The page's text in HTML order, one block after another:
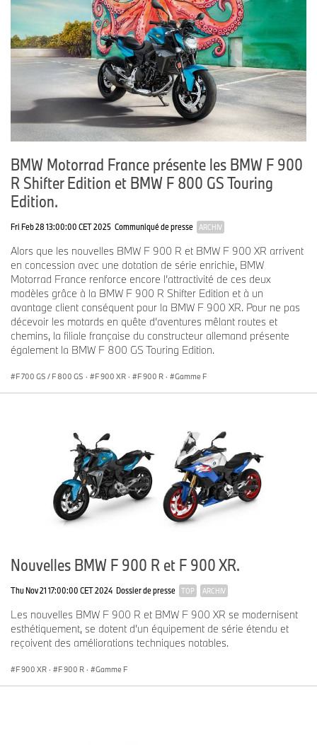
BMW Motorrad France présente les BMW F 900
R Shifter Edition et BMW F 800 GS Touring
Edition.
Fri Feb 28 13:00:00 CET 2025 Communiqué de presse ARCHIV
Alors que les nouvelles BMW F 900 R et BMW F 900 XR arrivent
en concession avec une dotation de série enrichie, BMW
Motorrad France renforce encore l’attractivité de ces deux
modèles grâce à la BMW F 900 R Shifter Edition et à un
avantage client conséquent pour la BMW F 900 XR. Pour ne pas
décevoir les motards en quête d’aventures mêlant routes et
chemins, la filiale française du constructeur allemand présente
également la BMW F 800 GS Touring Edition.
F 700 GS / F 800 GS · F 900 XR · F 900 R · Gamme F
Nouvelles BMW F 900 R et F 900 XR.
Thu Nov 21 17:00:00 CET 2024 Dossier de presse TOP ARCHIV
Les nouvelles BMW F 900 R et BMW F 900 XR se modernisent
esthétiquement, se dotent d’un équipement de série étendu et
reçoivent des améliorations techniques notables.
F 900 XR · F 900 R · Gamme F